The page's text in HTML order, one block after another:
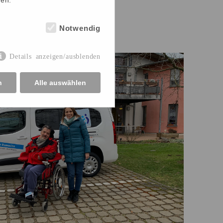
Notwendig
Details anzeigen/ausblenden
Alle auswählen